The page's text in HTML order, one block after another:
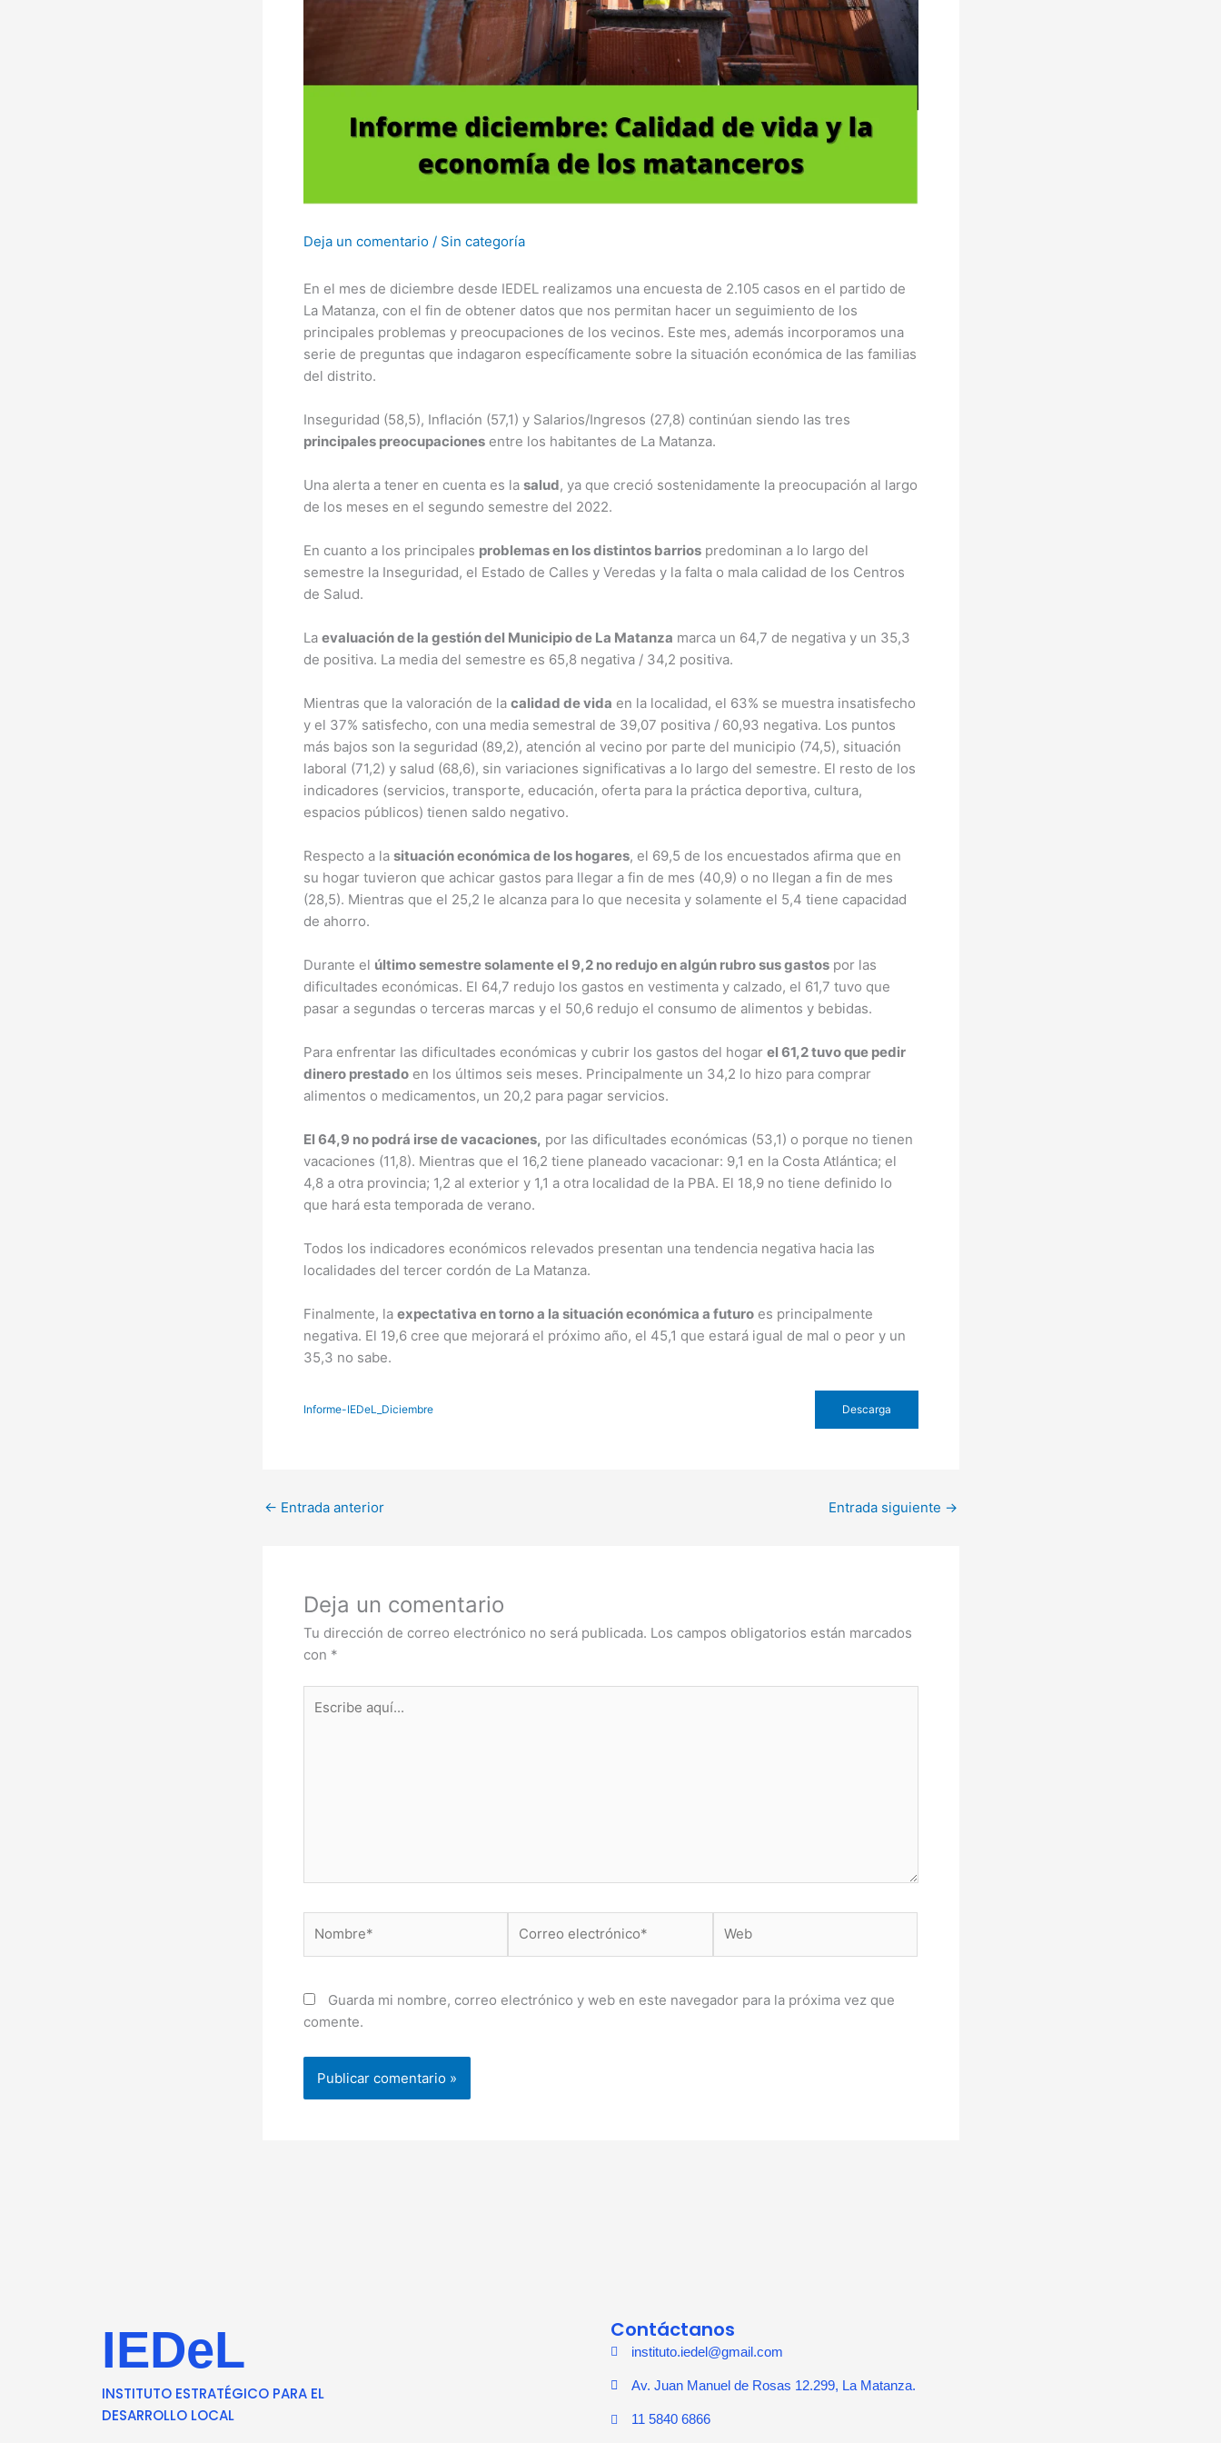
Deja un comentario / Sin categoría
En el mes de diciembre desde IEDEL realizamos una encuesta de 2.105 casos en el partido de
La Matanza, con el fin de obtener datos que nos permitan hacer un seguimiento de los
principales problemas y preocupaciones de los vecinos. Este mes, además incorporamos una
serie de preguntas que indagaron específicamente sobre la situación económica de las familias
del distrito.
Inseguridad (58,5), Inflación (57,1) y Salarios/Ingresos (27,8) continúan siendo las tres
principales preocupacionesentre los habitantes de La Matanza.
Una alerta a tener en cuenta es la salud, ya que creció sostenidamente la preocupación al largo
de los meses en el segundo semestre del 2022.
En cuanto a los principales problemas en los distintos barriospredominan a lo largo del
semestre la Inseguridad, el Estado de Calles y Veredas y la falta o mala calidad de los Centros
de Salud.
La evaluación de la gestión del Municipio de La Matanza marca un 64,7 de negativa y un 35,3
de positiva. La media del semestre es 65,8 negativa / 34,2 positiva.
Mientras que la valoración de la calidad de vida en la localidad, el 63% se muestra insatisfecho
y el 37% satisfecho, con una media semestral de 39,07 positiva / 60,93 negativa. Los puntos
más bajos son la seguridad (89,2), atención al vecino por parte del municipio (74,5), situación
laboral (71,2) y salud (68,6), sin variaciones significativas a lo largo del semestre. El resto de los
indicadores (servicios, transporte, educación, oferta para la práctica deportiva, cultura,
espacios públicos) tienen saldo negativo.
Respecto a la situación económica de los hogares, el 69,5 de los encuestados afirma que en
su hogar tuvieron que achicar gastos para llegar a fin de mes (40,9) o no llegan a fin de mes
(28,5). Mientras que el 25,2 le alcanza para lo que necesita y solamente el 5,4 tiene capacidad
de ahorro.
Durante el último semestre solamente el 9,2 no redujo en algún rubro sus gastospor las
dificultades económicas. El 64,7 redujo los gastos en vestimenta y calzado, el 61,7 tuvo que
pasar a segundas o terceras marcas y el 50,6 redujo el consumo de alimentos y bebidas.
Para enfrentar las dificultades económicas y cubrir los gastos del hogar el 61,2 tuvo que pedir
dinero prestadoen los últimos seis meses. Principalmente un 34,2 lo hizo para comprar
alimentos o medicamentos, un 20,2 para pagar servicios.
El 64,9 no podrá irse de vacaciones, por las dificultades económicas (53,1) o porque no tienen
vacaciones (11,8). Mientras que el 16,2 tiene planeado vacacionar: 9,1 en la Costa Atlántica; el
4,8 a otra provincia; 1,2 al exterior y 1,1 a otra localidad de la PBA. El 18,9 no tiene definido lo
que hará esta temporada de verano.
Todos los indicadores económicos relevados presentan una tendencia negativa hacia las
localidades del tercer cordón de La Matanza.
Finalmente, la expectativa en torno a la situación económica a futuroes principalmente
negativa. El 19,6 cree que mejorará el próximo año, el 45,1 que estará igual de mal o peor y un
35,3 no sabe.
Informe-IEDeL_Diciembre Descarga
← Entrada anterior Entrada siguiente →
Deja un comentario
Tu dirección de correo electrónico no será publicada. Los campos obligatorios están marcados
con *
aquí...
electrónico*
Guarda mi nombre, correo electrónico y web en este navegador para la próxima vez que
comente.
IEDeL
INSTITUTO ESTRATÉGICO PARA EL
DESARROLLO LOCAL
Contáctanos
instituto.iedel@gmail.com
Av. Juan Manuel de Rosas 12.299, La Matanza.
11 5840 6866